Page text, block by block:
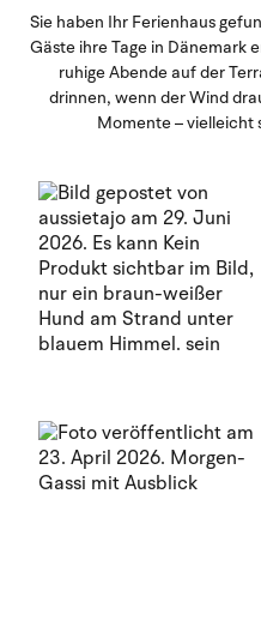
Sie haben Ihr Ferienhaus
Gäste ihre Tage in Dänemark
ruhige Abende auf der
drinnen, wenn der Wind
Momente – vielleicht